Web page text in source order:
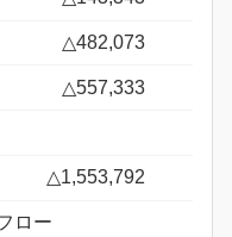
△482,073
△557,333
△1,553,792
ロー